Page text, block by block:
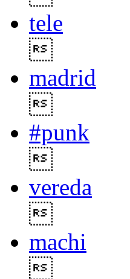
tele
madrid
#punk
vereda
machi